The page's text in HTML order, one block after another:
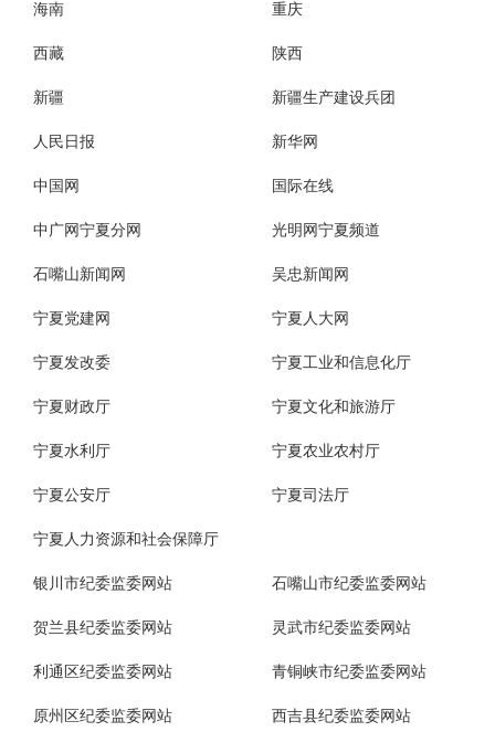
海南 重庆
西藏 陕西
新疆 新疆生产建设兵团
人民日报 新华网
中国网 国际在线
中广网宁夏分网 光明网宁夏频道
石嘴山新闻网 吴忠新闻网
宁夏党建网 宁夏人大网
宁夏发改委 宁夏工业和信息化厅
宁夏财政厅 宁夏文化和旅游厅
宁夏水利厅 宁夏农业农村厅
宁夏公安厅 宁夏司法厅
宁夏人力资源和社会保障厅
银川市纪委监委网站 石嘴山市纪委监委网站
贺兰县纪委监委网站 灵武市纪委监委网站
利通区纪委监委网站 青铜峡市纪委监委网站
原州区纪委监委网站 西吉县纪委监委网站